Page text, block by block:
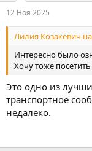
12 Ноя 2025
Лилия Козакевич
Интересно было
Хочу тоже
Это одно из
транспортное
недалеко.